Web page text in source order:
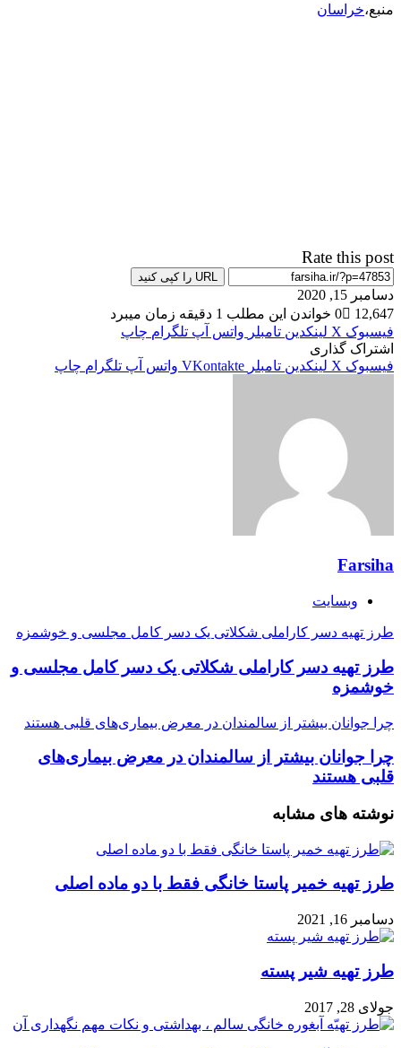
منبع،خراسان
Rate this post
URL را کپی کنید
دسامبر 15, 2020
0
12,647
خواندن این مطلب 1 دقیقه زمان میبرد
فیسبوک X لینکدین ‫تامبلر واتس آپ تلگرام چاپ
اشتراک گذاری
فیسبوک X لینکدین ‫تامبلر ‫VKontakte واتس آپ تلگرام چاپ
Farsiha
وبسایت
طرز تهیه دسر کاراملی شکلاتی یک دسر کامل مجلسی و خوشمزه
طرز تهیه دسر کاراملی شکلاتی یک دسر کامل مجلسی و
خوشمزه
چرا جوانان بیشتر از سالمندان در معرض بیماری‌های قلبی هستند
چرا جوانان بیشتر از سالمندان در معرض بیماری‌های
قلبی هستند
نوشته های مشابه
طرز تهیه خمیر پاستا خانگی فقط با دو ماده اصلی
دسامبر 16, 2021
طرز تهیه شیر پسته
جولای 28, 2017